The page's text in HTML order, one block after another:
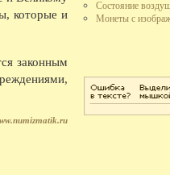
улицы Парковой - на месте
Германом Лебедевым,
семинар частушечников. В Вологду
и
большой знаток частушек поэт
Вологодского драматического
Состояние
Монеты с
которые и
законным